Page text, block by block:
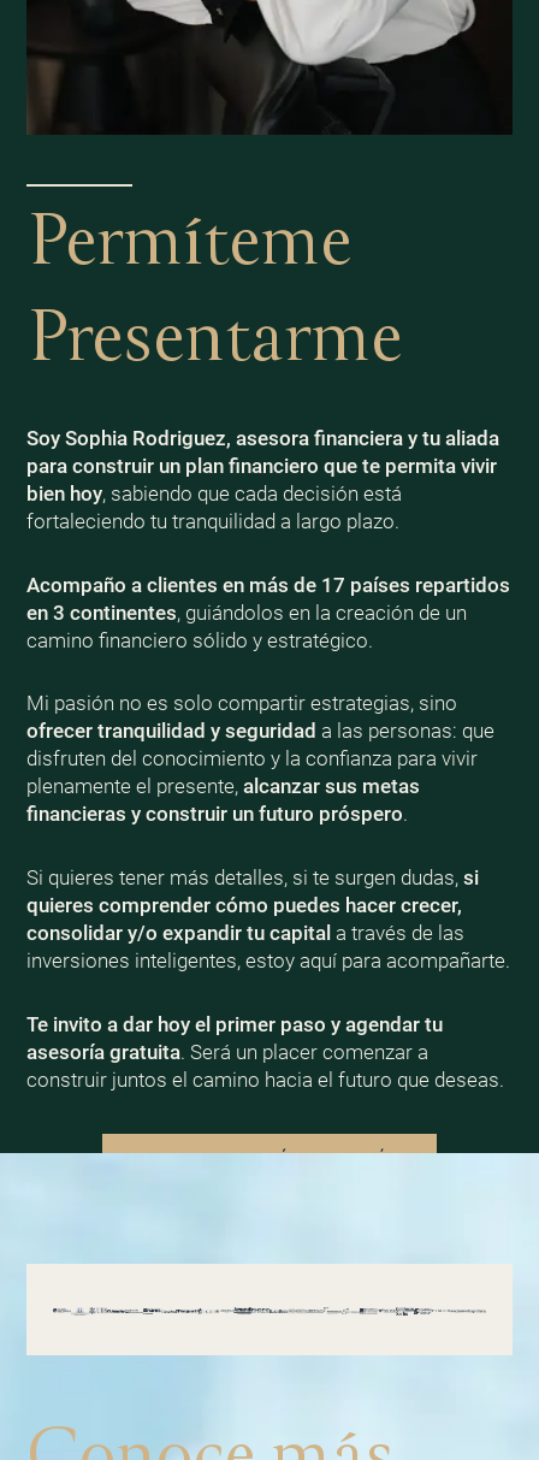
Permíteme
Presentarme
Soy Sophia Rodriguez, asesora financiera y tu aliada
para construir un plan financiero que te permita vivir
bien hoy, sabiendo que cada decisión está
fortaleciendo tu tranquilidad a largo plazo.
Acompaño a clientes en más de 17 países repartidos
en 3 continentes, guiándolos en la creación de un
camino financiero sólido y estratégico.
Mi pasión no es solo compartir estrategias, sino
ofrecer tranquilidad y seguridad a las personas: que
disfruten del conocimiento y la confianza para vivir
plenamente el presente, alcanzar sus metas
financieras y construir un futuro próspero.
Si quieres tener más detalles, si te surgen dudas, si
quieres comprender cómo puedes hacer crecer,
consolidar y/o expandir tu capital a través de las
inversiones inteligentes, estoy aquí para acompañarte.
Te invito a dar hoy el primer paso y agendar tu
asesoría gratuita. Será un placer comenzar a
construir juntos el camino hacia el futuro que deseas.
RESERVA AQUÍ TU SESIÓN